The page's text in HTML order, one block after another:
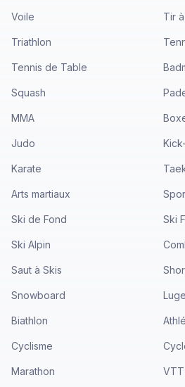
Voile Tir
Triathlon
Tennis de Table
Squash
MMA
Judo
Karate
Arts martiaux
Ski de Fond Ski
Ski Alpin
Saut à Skis
Snowboard Luge
Biathlon
Cyclisme
Marathon VTT